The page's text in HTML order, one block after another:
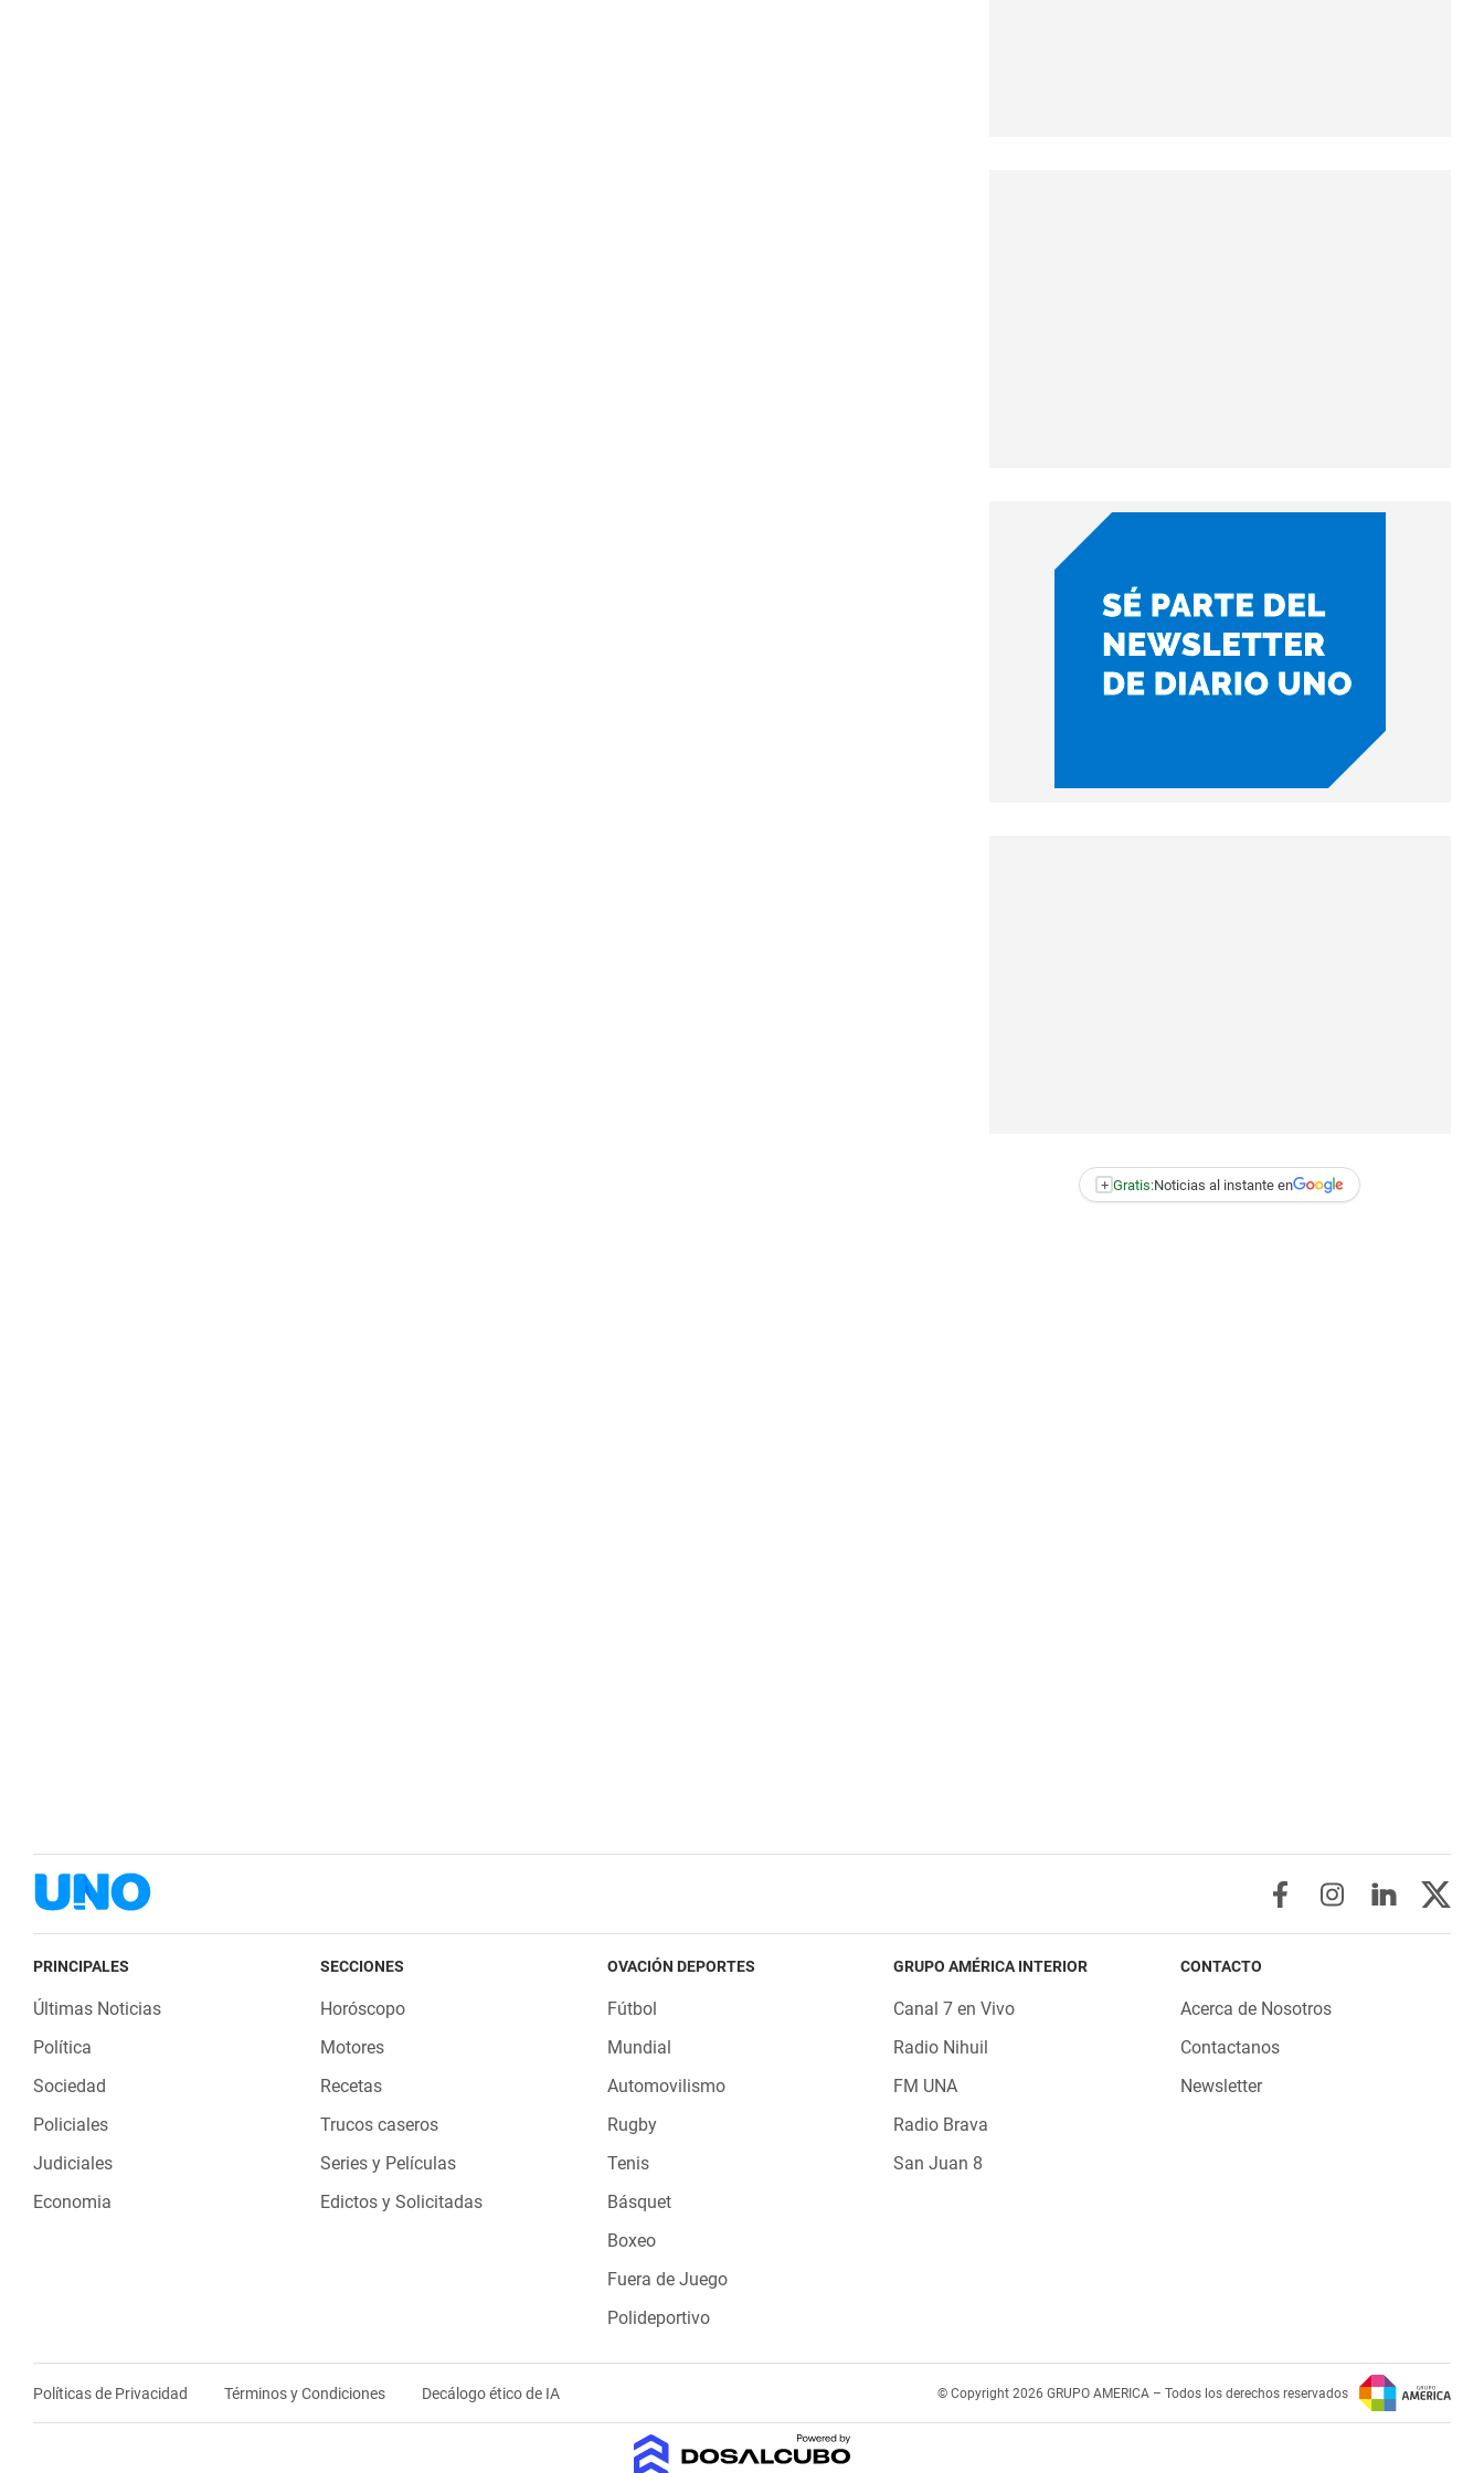
+ Gratis:Noticias al instante en
PRINCIPALES
Últimas Noticias
Política
Sociedad
Policiales
Judiciales
Economia
SECCIONES
Horóscopo
Motores
Recetas
Trucos caseros
Series y Películas
Edictos y Solicitadas
OVACIÓN DEPORTES
Fútbol
Mundial
Automovilismo
Rugby
Tenis
Básquet
Boxeo
Fuera de Juego
Polideportivo
GRUPO AMÉRICA INTERIOR
Canal 7 en Vivo
Radio Nihuil
FM UNA
Radio Brava
San Juan 8
CONTACTO
Acerca de Nosotros
Contactanos
Newsletter
Políticas de Privacidad Términos y Condiciones Decálogo ético de IA © Copyright 2026 GRUPO AMERICA – Todos los derechos reservados